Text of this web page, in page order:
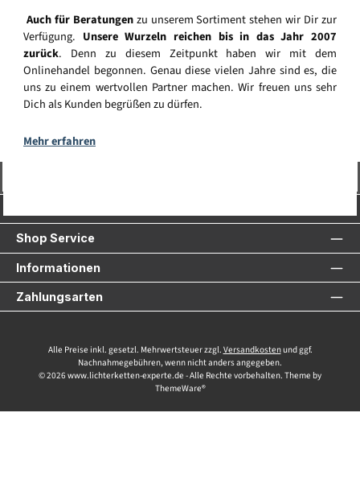
Auch für Beratungenzu unserem Sortiment stehen wir Dir zur
Verfügung. Unsere Wurzeln reichen bis in das Jahr 2007
zurück. Denn zu diesem Zeitpunkt haben wir mit dem
Onlinehandel begonnen. Genau diese vielen Jahre sind es, die
uns zu einem wertvollen Partner machen. Wir freuen uns sehr
Dich als Kunden begrüßen zu dürfen.
Mehr erfahren
Shop Service
Informationen
Zahlungsarten
Alle Preise inkl. gesetzl. Mehrwertsteuer zzgl. Versandkostenund ggf.
Nachnahmegebühren, wenn nicht anders angegeben.
© 2026 www.lichterketten-experte.de - Alle Rechte vorbehalten. Theme by
ThemeWare®